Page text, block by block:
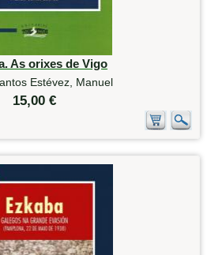
As orixes de Vigo
Estévez, Manuel
15,00 €